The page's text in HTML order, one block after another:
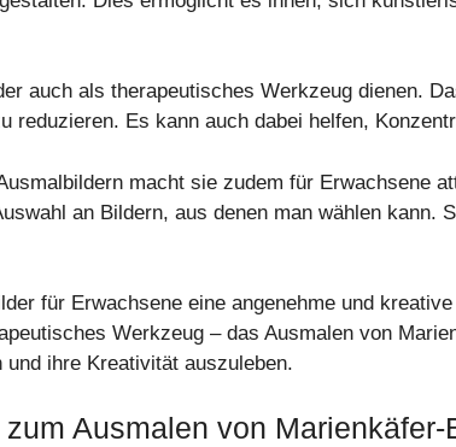
auch als therapeutisches Werkzeug dienen.
reduzieren. Es kann auch dabei helfen,
macht sie zudem für Erwachsene
an Bildern, aus denen man wählen kann.
für Erwachsene eine angenehme und
Werkzeug – das Ausmalen von
ihre Kreativität auszuleben.
Ausmalen von Marienkäfer-